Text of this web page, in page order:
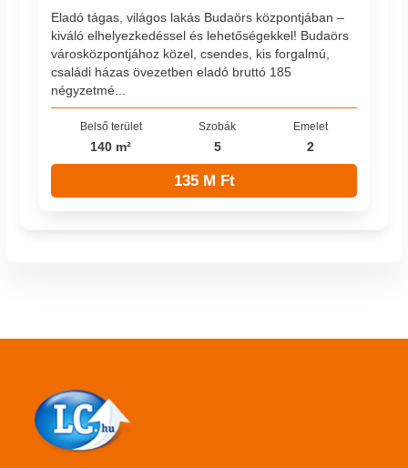
Eladó tágas, világos lakás Budaörs központjában –
kiváló elhelyezkedéssel és lehetőségekkel! Budaörs
városközpontjához közel, csendes, kis forgalmú,
családi házas övezetben eladó bruttó 185
négyzetmé...
Belső terület
140 m²
Szobák
5
Emelet
2
135 M Ft